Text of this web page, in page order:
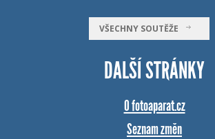
VŠECHNY SOUTĚŽE
DALŠÍ STRÁNKY
O fotoaparat.cz
Seznam změn